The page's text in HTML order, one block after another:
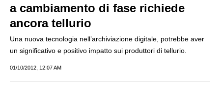
a cambiamento di fase richiede
ancora tellurio
Una nuova tecnologia nell’archiviazione digitale, potrebbe aver
un significativo e positivo impatto sui produttori di tellurio.
01/10/2012, 12:07 AM